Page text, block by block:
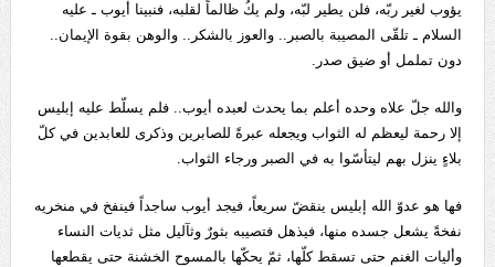
يؤوب لغير ربّه، فلن يطير لبّه، ولم يكُ ظالماً لقلبه، فنبينا أيوب ـ عليه
السلام ـ تلقّى المصيبة بالصبر.. والعوز بالشكر.. والوهن بقوة الإيمان..
دون تململ أو ضيق صدر.
والله جلّ علاه وحده أعلم بما يحدث لعبده أيوب.. فلم يسلّط عليه إبليس
إلا رحمة ليعظم له الثواب ويجعله عبرةً للصابرين وذكرى للعابدين في كلّ
بلاءٍ ينزل بهم ليتأسّوا به في الصبر ورجاء الثواب.
فها هو عدوّ الله إبليس ينقضّ سريعاً، فيجد أيوب ساجداً فينفخ في منخريه
نفخةً يشعل جسده منها، فيذهل فتصيبه بثورٌ وثآليل مثل ثديات النساء
وأليات الغنم حتى تسقط كلّها، ثمّ يحكّها بالمسوح الخشنة حتى يقطعها